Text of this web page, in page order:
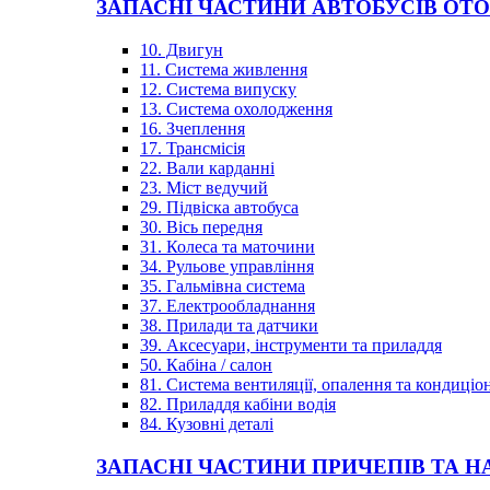
ЗАПАСНІ ЧАСТИНИ АВТОБУСІВ
10. Двигун
11. Система живлення
12. Система випуску
13. Система охолодження
16. Зчеплення
17. Трансмісія
22. Вали карданні
23. Міст ведучий
29. Підвіска автобуса
30. Вісь передня
31. Колеса та маточини
34. Рульове управління
35. Гальмівна система
37. Електрообладнання
38. Прилади та датчики
39. Аксесуари, інструменти та приладдя
50. Кабіна / салон
81. Система вентиляції, опалення та
82. Приладдя кабіни водія
84. Кузовні деталі
ЗАПАСНІ ЧАСТИНИ ПРИЧЕПІВ ТА